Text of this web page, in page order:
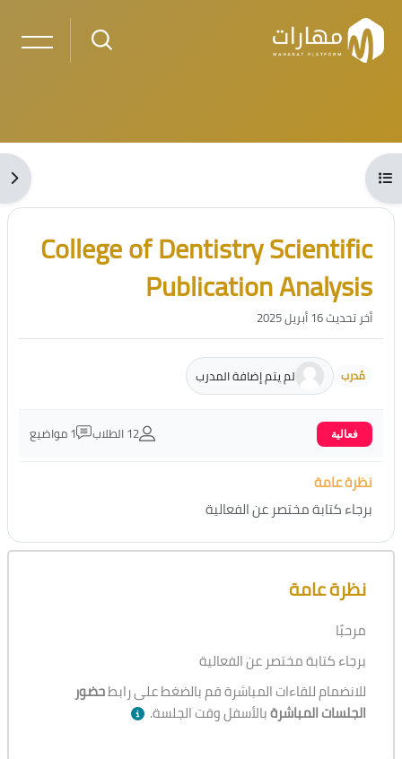
تخطى إلى المحتوى الرئيسي
الكتل
فتح فهرس المقرر
الكتل
تجاوز [Cocoon] مقدمة الدورة
College of Dentistry Scientific
Publication Analysis
أخر تحديث 16 أبريل 2025
مُدرب لم يتم إضافة المدرب
فعالية 12 الطلاب 1 مواضيع
نظرة عامة
برجاء كتابة مختصر عن الفعالية
تجاوز [Cocoon] نظرة عامة على الدورة
نظرة عامة
مرحبًا
برجاء كتابة مختصر عن الفعالية
للانضمام للقاءات المباشرة قم بالضغط على رابطحضور
الجلسات المباشرةبالأسفل وقت الجلسة.